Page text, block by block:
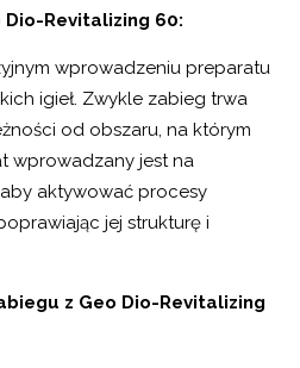
Dio-Revitalizing 60:
wprowadzeniu preparatu
igieł. Zwykle zabieg trwa
od obszaru, na którym
wprowadzany jest na
aktywować procesy
jej strukturę i
z Geo Dio-Revitalizing